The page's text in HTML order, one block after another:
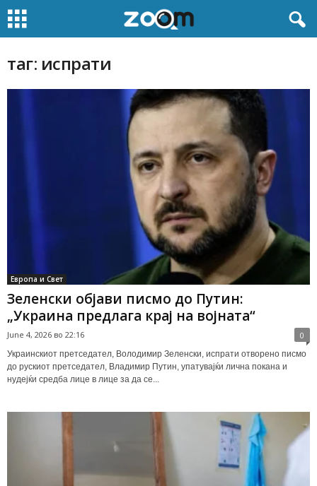
таг: испрати
Европа и Свет
Зеленски објави писмо до Путин:
„Украина предлага крај на војната“
June 4, 2026 во 22:16 0
Украинскиот претседател, Володимир Зеленски, испрати отворено писмо
до рускиот претседател, Владимир Путин, упатувајќи лична покана и
нудејќи средба лице в лице за да се...